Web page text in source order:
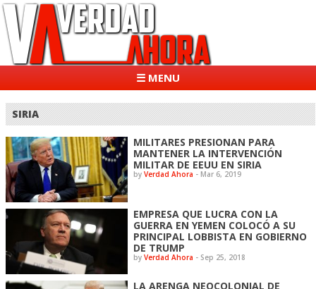
☰ MENU
SIRIA
MILITARES PRESIONAN PARA
MANTENER LA INTERVENCIÓN
MILITAR DE EEUU EN SIRIA
byVerdad Ahora - Mar 6, 2019
EMPRESA QUE LUCRA CON LA
GUERRA EN YEMEN COLOCÓ A SU
PRINCIPAL LOBBISTA EN GOBIERNO
DE TRUMP
byVerdad Ahora - Sep 25, 2018
LA ARENGA NEOCOLONIAL DE